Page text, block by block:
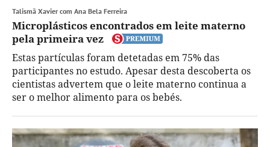
Talismã Xavier com Ana Bela Ferreira
Microplásticos encontrados em leite materno
pela primeira vez
Estas partículas foram detetadas em 75% das
participantes no estudo. Apesar desta descoberta os
cientistas advertem que o leite materno continua a
ser o melhor alimento para os bebés.